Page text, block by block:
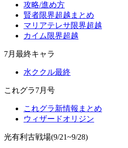
攻略/進め方
賢者限界超越まとめ
マリアテレサ限界超越
カイム限界超越
7月最終キャラ
水ククル最終
これグラ7月号
これグラ新情報まとめ
ウィザードオリジン
光有利古戦場(9/21~9/28)